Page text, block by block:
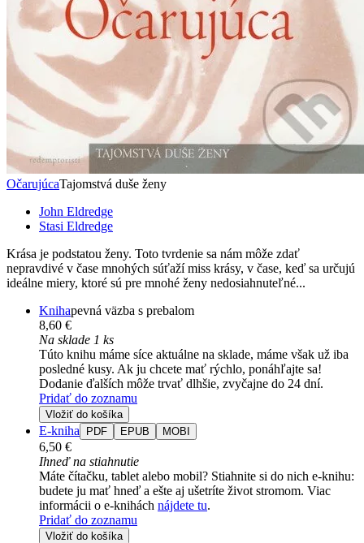
OčarujúcaTajomstvá duše ženy
John Eldredge
Stasi Eldredge
Krása je podstatou ženy. Toto tvrdenie sa nám môže zdať
nepravdivé v čase mnohých súťaží miss krásy, v čase, keď sa určujú
ideálne miery, ktoré sú pre mnohé ženy nedosiahnuteľné...
Knihapevná väzba s prebalom
8,60 €
Na sklade 1 ks
Túto knihu máme síce aktuálne na sklade, máme však už iba
posledné kusy. Ak ju chcete mať rýchlo, ponáhľajte sa!
Dodanie ďalších môže trvať dlhšie, zvyčajne do 24 dní.
Pridať do zoznamu
Vložiť do košíka
E-kniha PDF EPUB MOBI
6,50 €
Ihneď na stiahnutie
Máte čítačku, tablet alebo mobil? Stiahnite si do nich e-knihu:
budete ju mať hneď a ešte aj ušetríte život stromom. Viac
informácii o e-knihách nájdete tu.
Pridať do zoznamu
Vložiť do košíka